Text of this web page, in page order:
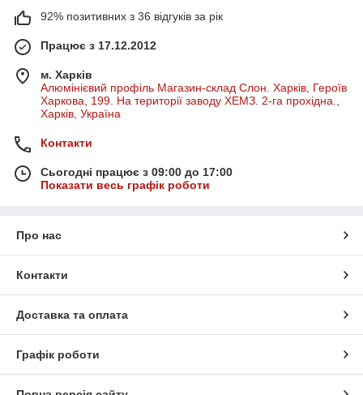
92% позитивних з 36 відгуків за рік
Працює з 17.12.2012
м. Харків
Алюмінієвий профіль Магазин-склад Слон. Харків, Героїв
Харкова, 199. На території заводу ХЕМЗ. 2-га прохідна.,
Харків, Україна
Контакти
Сьогодні працює з 09:00 до 17:00
Показати весь графік роботи
Про нас
Контакти
Доставка та оплата
Графік роботи